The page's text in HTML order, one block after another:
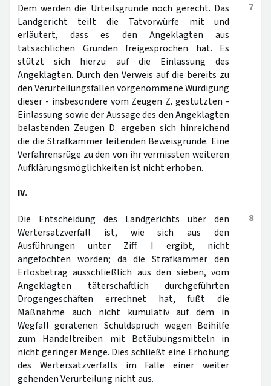
7
Dem werden die Urteilsgründe noch gerecht. Das
Landgericht teilt die Tatvorwürfe mit und
erläutert, dass es den Angeklagten aus
tatsächlichen Gründen freigesprochen hat. Es
stützt sich hierzu auf die Einlassung des
Angeklagten. Durch den Verweis auf die bereits zu
den Verurteilungsfällen vorgenommene Würdigung
dieser - insbesondere vom Zeugen Z. gestützten -
Einlassung sowie der Aussage des den Angeklagten
belastenden Zeugen D. ergeben sich hinreichend
die die Strafkammer leitenden Beweisgründe. Eine
Verfahrensrüge zu den von ihr vermissten weiteren
Aufklärungsmöglichkeiten ist nicht erhoben.
IV.
8
Die Entscheidung des Landgerichts über den
Wertersatzverfall ist, wie sich aus den
Ausführungen unter Ziff. I ergibt, nicht
angefochten worden; da die Strafkammer den
Erlösbetrag ausschließlich aus den sieben, vom
Angeklagten täterschaftlich durchgeführten
Drogengeschäften errechnet hat, fußt die
Maßnahme auch nicht kumulativ auf dem in
Wegfall geratenen Schuldspruch wegen Beihilfe
zum Handeltreiben mit Betäubungsmitteln in
nicht geringer Menge. Dies schließt eine Erhöhung
des Wertersatzverfalls im Falle einer weiter
gehenden Verurteilung nicht aus.